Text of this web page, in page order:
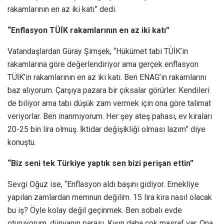
rakamlarının en az iki katı” dedi.
“Enflasyon TÜİK rakamlarının en az iki katı”
Vatandaşlardan Güray Şimşek, “Hükümet tabi TÜİK’in
rakamlarına göre değerlendiriyor ama gerçek enflasyon
TÜİK’in rakamlarının en az iki katı. Ben ENAG’ın rakamlarını
baz alıyorum. Çarşıya pazara bir çıksalar görürler. Kendileri
de biliyor ama tabi düşük zam vermek için ona göre talimat
veriyorlar. Ben inanmıyorum. Her şey ateş pahası, ev kiraları
20-25 bin lira olmuş. İktidar değişikliği olması lazım” diye
konuştu.
“Biz seni tek Türkiye yaptık sen bizi perişan ettin”
Sevgi Oğuz ise, “Enflasyon aldı başını gidiyor. Emekliye
yapılan zamlardan memnun değilim. 15 lira kira nasıl olacak
bu iş? Öyle kolay değil geçinmek. Ben sobalı evde